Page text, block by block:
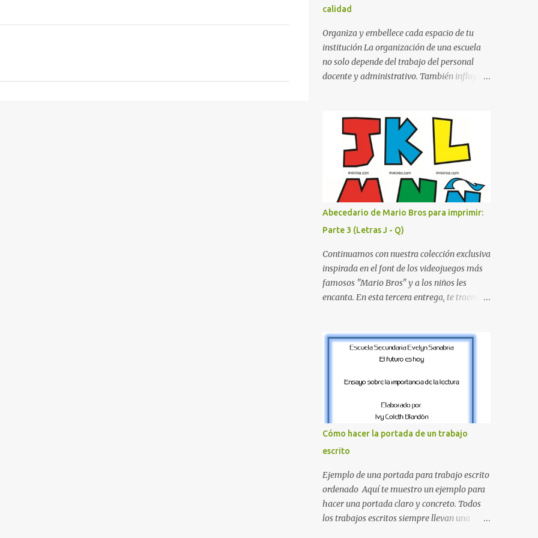
cualquier fondo. Paleta de Colores: Una
secuencia dinámica que alterna entre el rojo
de Mario, el verde de Luigi, y los tonos azul y
amarillo clásicos de los elementos del juego.
Contenido Actual: La imagen muestra la
divertido que define a toda la colección.
Primera parte del juego de letras in...
calidad
Organiza y embellece cada espacio de tu
institución La organización de una escuela
no solo depende del trabajo del personal
docente y administrativo. También influye la
una función práctica al orientar a
estudiantes, padres de familia, docentes y
visitantes, pero además aportan un toque
decorativo que hace que la institución luzca
más ordenada, moderna y acogedora.
Pensando en esta necesidad, he diseñado
una colección de letreros útiles para la
escuela con un estilo elegante, fácil de leer y
listo para imprimir en alta calidad. Su diseño
busca combinar funcionalidad y estética,
logrando que cualquier institución educativa
proyecte una imagen más organizada y
profesional. ¿Por qué son importantes los
quienes visitan la institución por primera
vez, encontrar la biblioteca, la dirección o un
aula específica puede resultar c...
Abecedario de Mario Bros para imprimir:
Parte 3 (Letras J - Q)
Continuamos con nuestra colección exclusiva
inspirada en el font de los videojuegos más
famosos "Mario Bros" y a los niños les
encanta. En esta tercera entrega, te traemos
que hemos incluido la letra Ñ , esencial para
todos nuestros proyectos en español. Bloque
la Q ¿Qué incluye este bloque de letras? En
imágenes individuales en alta resolución de
las siguientes letras: Letras vibrantes : La J y
la M en el clásico rojo de la gorra de Mario.
Tonos azules : La K y la Ñ , que destacan por
su diseño limpio y audaz. Colores
secundarios : La L y la Q en amarillo
brillante, junto con la N y la P en un verde
inspirado en los niveles de los juegos.
Cómo hacer la portada de un trabajo
escrito
Ejemplo de una portada para trabajo escrito
ordenado Aquí te muestro un ejemplo para
hacer una portada claro y concreto. Todos
los trabajos escritos siempre llevan una